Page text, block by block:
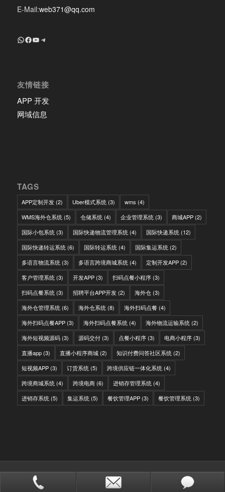
E-Mail:web371@qq.com
+8618639018603
Facebook
YouTube
Telegram
友情链接
APP 开发
网域信息
TAGS
APP定制开发(2) Uber模式系统(3) wms (4)
WMS海外仓系统(5) 仓储系统(4) 企业管理系统(3) 商城APP(2)
国际小包系统(3) 国际快递物流管理系统(4) 国际快递系统(12)
国际快递转运系统(6) 国际转运系统(4) 国际集运系统(2)
多语言物流系统(3) 多语言跨境商城系统(4) 定制开发APP(2)
客户管理系统(3) 开发APP(3) 扫码点餐小程序(3)
扫码点餐系统(3) 招聘平台APP开发(2) 海外仓(3)
海外仓管理系统(6) 海外仓系统(8) 海外扫码点餐(4)
海外扫码点餐APP(3) 海外扫码点餐系统(4) 海外物流运输系统(2)
海外短视频源码(3) 源码交付(3) 点餐小程序(3) 电商小程序(3)
直播app(3) 直播小程序商城(2) 知识付费问答社区系统(2)
短视频APP(3) 订货系统(5) 跨境供应链一体化系统(4)
跨境商城系统(4) 跨境电商(6) 进销存管理系统(4)
进销存系统(5) 集运系统(5) 餐饮管理APP(3) 餐饮管理系统(3)
© Copyright - IITC网域信息-软件开发，国际快递转运系统，WMS海外仓系
统，会员系统，分销系统